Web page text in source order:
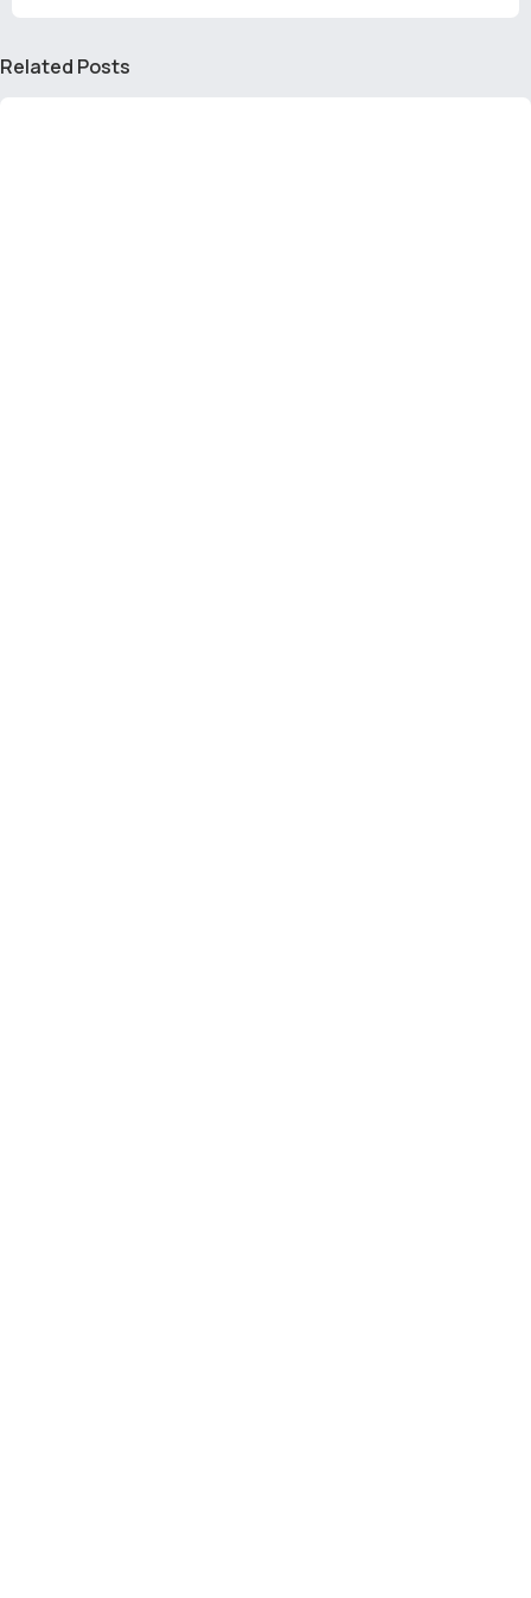
Related Posts